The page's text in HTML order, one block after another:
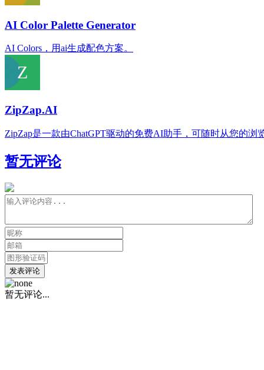
AI Color Palette Generator
AI Colors，用ai生成配色方案。
ZipZap.AI
ZipZap是一款由ChatGPT驱动的免费AI助手，可随时从您的浏
暂无评论
发表评论
暂无评论...